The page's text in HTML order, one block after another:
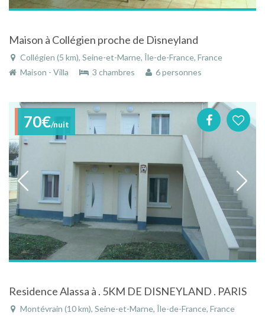
Maison à Collégien proche de Disneyland
Collégien (5 km), Seine-et-Marne, Île-de-France, France
Maison - Villa
3 chambres 6 personnes
70€/nuit
Residence Alassa à . 5KM DE DISNEYLAND . PARIS
Montévrain (10 km), Seine-et-Marne, Île-de-France, France